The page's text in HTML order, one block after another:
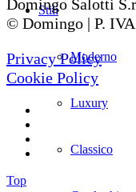
Stili
Moderno
Luxury
Classico
Domingo Salotti
© Domingo | P.
Privacy Policy
Cookie Policy
Top